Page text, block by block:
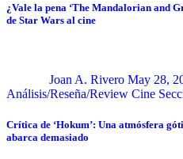
¿Vale la pena ‘The Mandalorian and
de Star Wars al cine
Joan A. Rivero May 28,
Análisis/Reseña/Review Cine
Crítica de ‘Hokum’: Una atmósfera
abarca demasiado